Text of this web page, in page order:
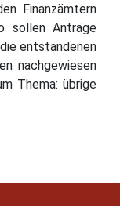
Finanzämtern
sollen Anträge
entstandenen
nachgewiesen
Thema: übrige